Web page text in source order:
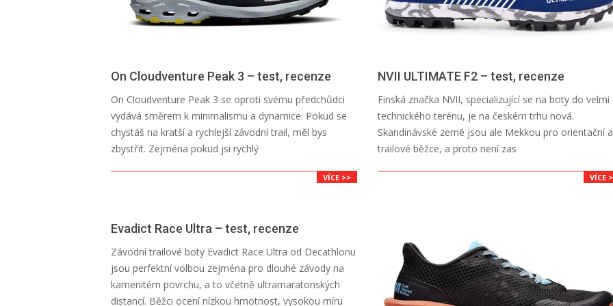
On Cloudventure Peak 3 – test, recenze
13
On Cloudventure Peak 3 se oproti svému předchůdci
vydává směrem k minimalismu a dynamice. Pokud se
chystáš na kratší a rychlejší závodní trail, měl bys
zbystřit. Zejména pokud jsi rychlý
VÍCE >>
NVII ULTIMATE F2 – test, recenze
Finská značka NVII, specializující se na boty do velmi
technického terénu, je na českém trhu nová.
Skandinávské země jsou ale Mekkou pro orientační a
trailové běžce, a proto není zas
VÍCE
Evadict Race Ultra – test, recenze
13
Závodní trailové boty Evadict Race Ultra od Decathlonu
jsou perfektní volbou zejména pro dlouhé závody na
kamenitém povrchu, a to včetně ultramaratonských
distancí. Běžci ocení nízkou hmotnost, vysokou míru